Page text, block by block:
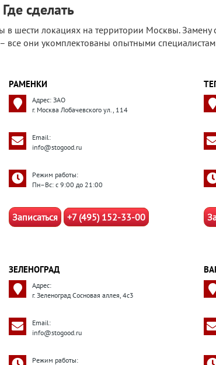
сделать
шести локациях на территории Москвы. Замену
все они укомплектованы опытными
РАМЕНКИ
Адрес: ЗАО
г. Москва Лобачевского ул., 114
Email:
info@stogood.ru
Режим работы:
Пн–Вс: с 9:00 до 21:00
Записаться +7 (495) 152-33-00
ЗЕЛЕНОГРАД
Адрес:
г. Зеленоград Сосновая аллея, 4с3
Email:
info@stogood.ru
Режим работы: